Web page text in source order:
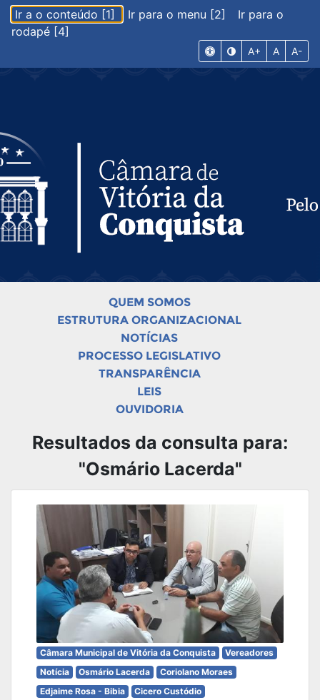
Ir a o conteúdo [1] Ir para o menu [2]
Ir para o
rodapé [4]
A+ A A-
QUEM SOMOS
ESTRUTURA ORGANIZACIONAL
NOTÍCIAS
PROCESSO LEGISLATIVO
TRANSPARÊNCIA
LEIS
OUVIDORIA
Resultados da consulta para:
"Osmário Lacerda"
Câmara Municipal de Vitória da Conquista
Vereadores
Notícia
Osmário Lacerda
Coriolano Moraes
Edjaime Rosa - Bibia
Cicero Custódio